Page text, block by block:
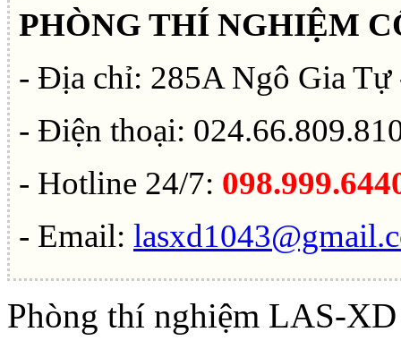
PHÒNG THÍ NGHIỆM
- Địa chỉ: 285A Ngô Gia
- Điện thoại:
- Hotline 24/7:
- Email:
Phòng thí nghiệm LAS-